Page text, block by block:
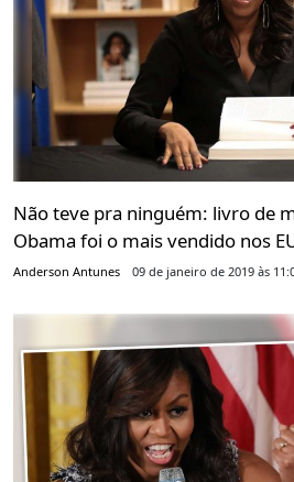
Não teve pra ninguém: livro de
Obama foi o mais vendido nos
Anderson Antunes 09 de janeiro de 2019 às